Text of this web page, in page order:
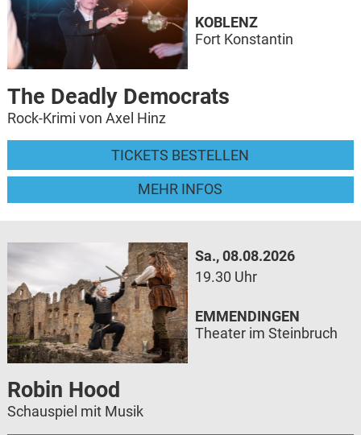
The Deadly Democrats
Rock-Krimi von Axel Hinz
TICKETS BESTELLEN
MEHR INFOS
KOBLENZ
Fort Konstantin
Sa., 08.08.2026
19.30 Uhr
Robin Hood
Schauspiel mit Musik
EMMENDINGEN
Theater im Steinbruch